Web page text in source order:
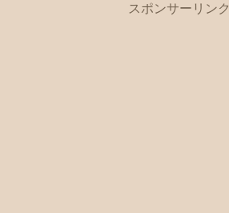
スポンサーリンク